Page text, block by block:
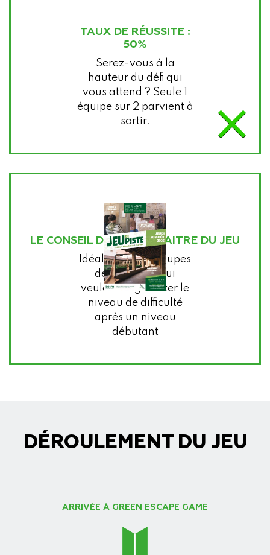
TAUX DE RÉUSSITE :
50%
Serez-vous à la
hauteur du défi qui
vous attend ? Seule 1
équipe sur 2 parvient à
sortir.
LE CONSEIL DE VOTRE MAITRE DU JEU
Idéal pour les groupes
de 3 joueurs qui
veulent augmenter le
niveau de difficulté
après un niveau
débutant
DÉROULEMENT DU JEU
ARRIVÉE À GREEN ESCAPE GAME
×